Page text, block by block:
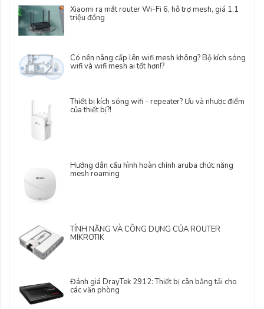
Xiaomi ra mắt router Wi-Fi 6, hỗ trợ mesh, giá 1.1
triệu đồng
Có nên nâng cấp lên wifi mesh không? Bộ kích sóng
wifi và wifi mesh ai tốt hơn!?
Thiết bị kích sóng wifi - repeater? Ưu và nhược điểm
của thiết bị?!
Hướng dẫn cấu hình hoàn chỉnh aruba chức năng
mesh roaming
TÍNH NĂNG VÀ CÔNG DỤNG CỦA ROUTER
MIKROTIK
Đánh giá DrayTek 2912: Thiết bị cân bằng tải cho
các văn phòng